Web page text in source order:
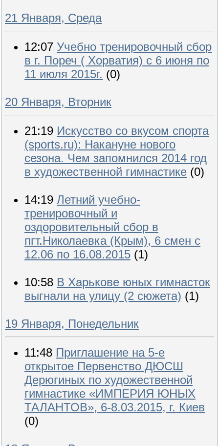
21 Января, Среда
12:07 Учебно тренировочный сбор
в г. Пореч ( Хорватия) с 6 июня по
11 июля 2015г. (0)
20 Января, Вторник
21:19 Искусство со вкусом спорта
(sports.ru): Накануне нового
сезона. Чем запомнился 2014 год
в художественной гимнастике (0)
14:19 Летний учебно-
тренировочный и
оздоровительный сбор в
пгт.Николаевка (Крым), 6 смен с
12.06 по 16.08.2015 (1)
10:58 В Харькове юных гимнасток
выгнали на улицу (2 сюжета) (1)
19 Января, Понедельник
11:48 Приглашение на 5-е
открытое Первенство ДЮСШ
Дерюгиных по художественной
гимнастике «ИМПЕРИЯ ЮНЫХ
ТАЛАНТОВ», 6-8.03.2015, г. Киев
(0)